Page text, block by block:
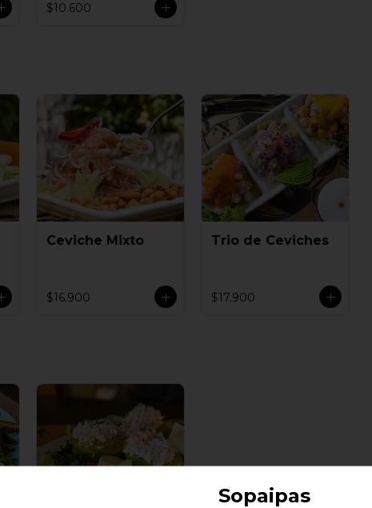
$10.600
Ceviche Mixto
$16.900
Trio de Ceviches
$17.900
Sopaipas